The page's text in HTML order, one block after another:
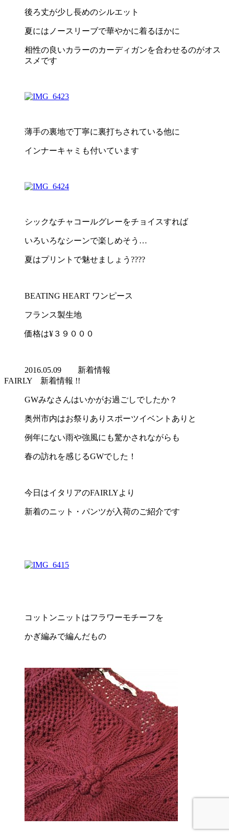
後ろ丈が少し長めのシルエット
夏にはノースリーブで華やかに着るほかに
相性の良いカラーのカーディガンを合わせるのがオス
スメです
薄手の裏地で丁寧に裏打ちされている他に
インナーキャミも付いています
シックなチャコールグレーをチョイスすれば
いろいろなシーンで楽しめそう…
夏はプリントで魅せましょう????
BEATING HEART ワンピース
フランス製生地
価格は¥３９０００
2016.05.09 新着情報
FAIRLY 新着情報 !!
GWみなさんはいかがお過ごしでしたか？
奥州市内はお祭りありスポーツイベントありと
例年にない雨や強風にも驚かされながらも
春の訪れを感じるGWでした！
今日はイタリアのFAIRLYより
新着のニット・パンツが入荷のご紹介です
コットンニットはフラワーモチーフを
かぎ編みで編んだもの